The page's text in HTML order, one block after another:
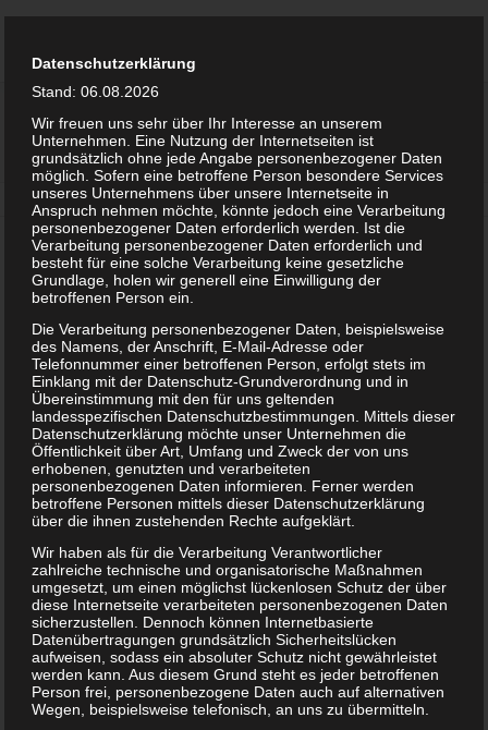
Der Fashion & Textil Experte
ANGEBOTE THEMEN VIDEO REFERENZEN
NEWS KONTAKT
KATEGORIE:UNCATEGORIZED
UNCATEGORIZED
Publikationen
November 2021 Monographies Strähle, J. (2018). Fashion & Music.
Springer Singapore. ISBN: 978-981-10-5637-6 Strähle, J. (2017). Green
Fashion Retail |. Singapore: Springer Singapore. ISBN: 978-981-10-2440-
5 Strähle, J. (2015). Emotionalizing the …
Datenschutzerklärung
Stand: 06.08.2026
Wir freuen uns sehr über Ihr Interesse an unserem
Unternehmen. Eine Nutzung der Internetseiten ist
grundsätzlich ohne jede Angabe personenbezogener Daten
möglich. Sofern eine betroffene Person besondere Services
unseres Unternehmens über unsere Internetseite in
Anspruch nehmen möchte, könnte jedoch eine Verarbeitung
personenbezogener Daten erforderlich werden. Ist die
Verarbeitung personenbezogener Daten erforderlich und
besteht für eine solche Verarbeitung keine gesetzliche
Grundlage, holen wir generell eine Einwilligung der
betroffenen Person ein.
Die Verarbeitung personenbezogener Daten, beispielsweise
des Namens, der Anschrift, E-Mail-Adresse oder
Telefonnummer einer betroffenen Person, erfolgt stets im
Einklang mit der Datenschutz-Grundverordnung und in
Übereinstimmung mit den für uns geltenden
landesspezifischen Datenschutzbestimmungen. Mittels dieser
Datenschutzerklärung möchte unser Unternehmen die
Öffentlichkeit über Art, Umfang und Zweck der von uns
erhobenen, genutzten und verarbeiteten
personenbezogenen Daten informieren. Ferner werden
betroffene Personen mittels dieser Datenschutzerklärung
über die ihnen zustehenden Rechte aufgeklärt.
Wir haben als für die Verarbeitung Verantwortlicher
zahlreiche technische und organisatorische Maßnahmen
umgesetzt, um einen möglichst lückenlosen Schutz der über
diese Internetseite verarbeiteten personenbezogenen Daten
sicherzustellen. Dennoch können Internetbasierte
Datenübertragungen grundsätzlich Sicherheitslücken
aufweisen, sodass ein absoluter Schutz nicht gewährleistet
werden kann. Aus diesem Grund steht es jeder betroffenen
Person frei, personenbezogene Daten auch auf alternativen
Wegen, beispielsweise telefonisch, an uns zu übermitteln.